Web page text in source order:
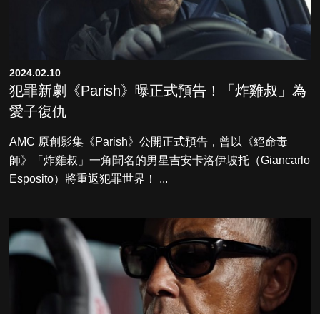
2024.02.10
犯罪新劇《Parish》曝正式預告！「炸雞叔」為
愛子復仇
AMC 原創影集《Parish》公開正式預告，曾以《絕命毒
師》「炸雞叔」一角聞名的男星吉安卡洛伊坡托（Giancarlo
Esposito）將重返犯罪世界！ ...